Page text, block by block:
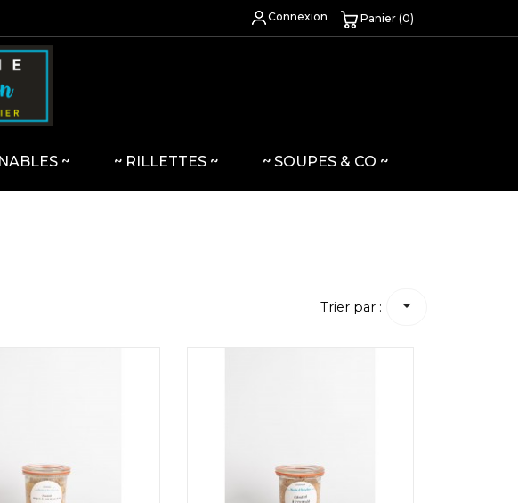
Connexion Panier (0)
~ ~ RILLETTES ~ ~ SOUPES & CO ~
Trier par : 